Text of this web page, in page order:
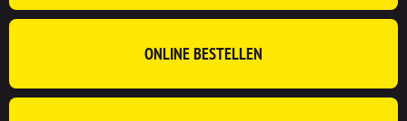
ONLINE BESTELLEN